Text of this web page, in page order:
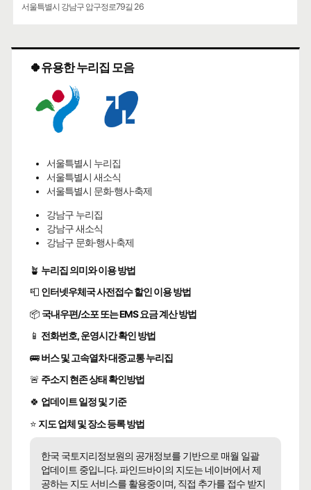
서울특별시 강남구 압구정로79길 26
🍀유용한 누리집 모음
서울특별시 누리집
서울특별시 새소식
서울특별시 문화·행사·축제
강남구 누리집
강남구 새소식
강남구 문화·행사·축제
🪴 누리집 의미와 이용 방법
📮 인터넷우체국 사전접수 할인 이용 방법
📦 국내우편/소포 또는 EMS 요금 계산 방법
📱 전화번호, 운영시간 확인 방법
🚌버스 및 고속열차 대중교통 누리집
🚨 주소지 현존 상태 확인방법
🍀 업데이트 일정 및 기준
⭐ 지도 업체 및 장소 등록 방법
한국 국토지리정보원의 공개정보를 기반으로 매월 일괄
업데이트 중입니다. 파인드바이의 지도는 네이버에서 제
공하는 지도 서비스를 활용중이며, 직접 추가를 접수 받지